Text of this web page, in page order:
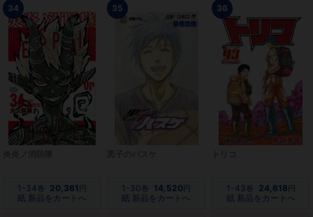
34
炎炎ノ消防隊
1-34巻 20,361 円
紙 新品をカートへ
35
黒子のバスケ
1-30巻 14,520 円
紙 新品をカートへ
36
トリコ
1-43巻 24,618 円
紙 新品をカートへ